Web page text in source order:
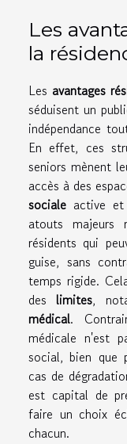
Les
la
Les avantages
séduisent un
indépendance
En effet, ces
seniors mènent
accès à des
sociale active et
atouts majeurs
résidents qui
guise, sans
temps rigide.
des limites,
médical.
médicale n'est
social, bien que
cas de
est capital de
faire un choix
chacun.